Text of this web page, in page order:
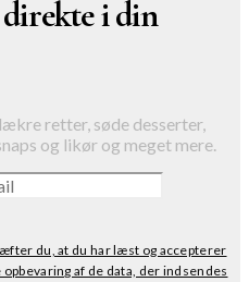
i din
retter, søde desserter,
og likør og meget mere.
du, at du har læst og accepterer
af de data, der indsendes